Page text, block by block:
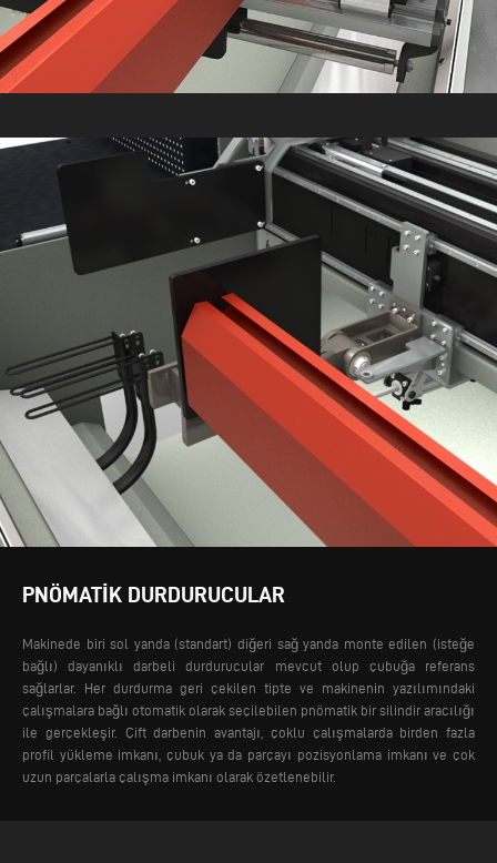
PNÖMATIK DURDURUCULAR
Makinede biri sol yanda (standart) diğeri sağ yanda monte edilen (isteğe
bağlı) dayanıklı darbeli durdurucular mevcut olup çubuğa referans
sağlarlar. Her durdurma geri çekilen tipte ve makinenin yazılımındaki
çalışmalara bağlı otomatik olarak seçilebilen pnömatik bir silindir aracılığı
ile gerçekleşir.
Çift darbenin avantajı, çoklu çalışmalarda birden fazla
profil yükleme imkanı, çubuk ya da parçayı pozisyonlama imkanı ve çok
uzun parçalarla çalışma imkanı olarak özetlenebilir.